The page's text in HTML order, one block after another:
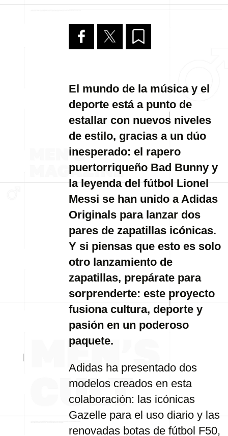
El mundo de la música y el
deporte está a punto de
estallar con nuevos niveles
de estilo, gracias a un dúo
inesperado: el rapero
puertorriqueño Bad Bunny y
la leyenda del fútbol Lionel
Messi se han unido a Adidas
Originals para lanzar dos
pares de zapatillas icónicas.
Y si piensas que esto es solo
otro lanzamiento de
zapatillas, prepárate para
sorprenderte: este proyecto
fusiona cultura, deporte y
pasión en un poderoso
paquete.
Adidas ha presentado dos
modelos creados en esta
colaboración: las icónicas
Gazelle para el uso diario y las
renovadas botas de fútbol F50,